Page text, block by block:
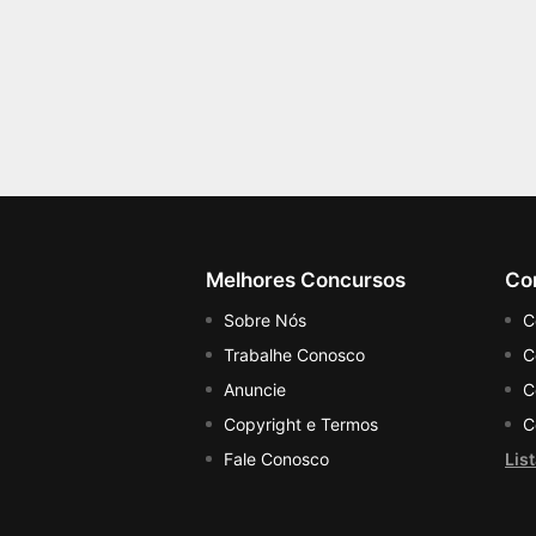
Melhores Concursos
Sobre Nós
Trabalhe Conosco
Anuncie
Copyright e Termos
Fale Conosco